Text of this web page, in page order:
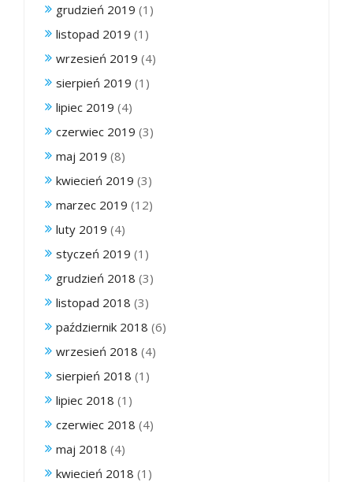
grudzień 2019 (1)
listopad 2019 (1)
wrzesień 2019 (4)
sierpień 2019 (1)
lipiec 2019 (4)
czerwiec 2019 (3)
maj 2019 (8)
kwiecień 2019 (3)
marzec 2019 (12)
luty 2019 (4)
styczeń 2019 (1)
grudzień 2018 (3)
listopad 2018 (3)
październik 2018 (6)
wrzesień 2018 (4)
sierpień 2018 (1)
lipiec 2018 (1)
czerwiec 2018 (4)
maj 2018 (4)
kwiecień 2018 (1)